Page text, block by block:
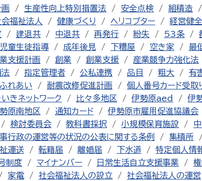
生産性向上特別措置法 安全点検 組積造
福祉法人
健康づくり ヘリコプター 経営健
建退共 中退共 再発行 紛失 53条
児童生徒指導 成年後見 下糟屋 空き家 最
支援計画 創業 創業支援 産業競争力強化法
法
指定管理者 公私連携 品目 粗大 有
ふれあい 耐震改修促進計画 個人番号カード受取
きネットワーク
比々多地区 伊勢原aed 伊
原南地区 通知カード 伊勢原市雇用促進協議会
検討委員会 教科書採択 小規模保育施設
行政の運営等の状況の公表に関する条例 集積所
運送 転籍届 離婚届 下水道 特定個人情
制度
マイナンバー 日常生活自立支援事業
家電 社会福祉法人の設立 社会福祉法人の運営